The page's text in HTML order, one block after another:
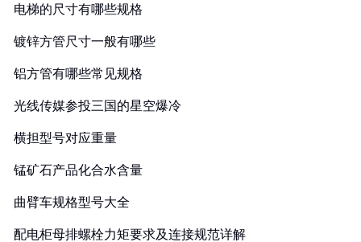
电梯的尺寸有哪些规格
镀锌方管尺寸一般有哪些
铝方管有哪些常见规格
光线传媒参投三国的星空爆冷
横担型号对应重量
锰矿石产品化合水含量
曲臂车规格型号大全
配电柜母排螺栓力矩要求及连接规范详解